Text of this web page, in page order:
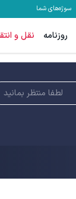
سوژه‌های شما
روزنامه نقل و
لطفا منتظر بمانید